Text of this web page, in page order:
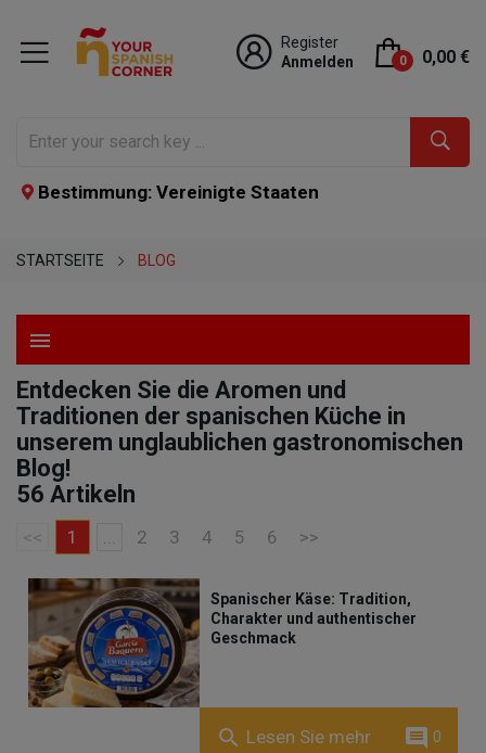
Register
Anmelden
0 0,00 €
Bestimmung: Vereinigte Staaten
STARTSEITE BLOG
menu
Entdecken Sie die Aromen und
Traditionen der spanischen Küche in
unserem unglaublichen gastronomischen
Blog!
56 Artikeln
<< 1 ... 2 3 4 5 6 >>
Spanischer Käse: Tradition,
Charakter und authentischer
Geschmack
search Lesen Sie mehr comment 0